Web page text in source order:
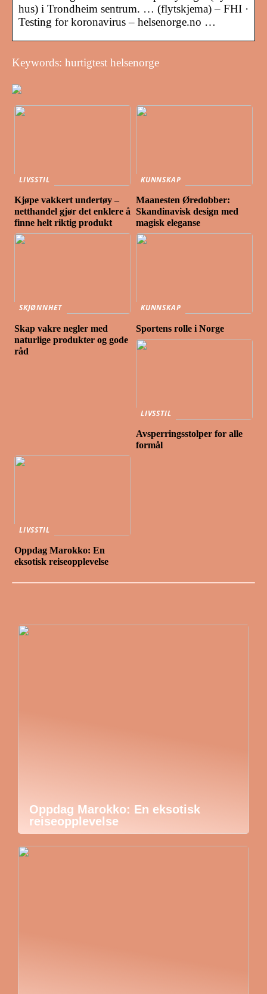
hus) i Trondheim sentrum. … (flytskjema) – FHI ·
Testing for koronavirus – helsenorge.no …
Keywords: hurtigtest helsenorge
LIVSSTIL
Kjøpe vakkert undertøy –
netthandel gjør det enklere å
finne helt riktig produkt
KUNNSKAP
Maanesten Øredobber:
Skandinavisk design med
magisk eleganse
SKJØNNHET
Skap vakre negler med
naturlige produkter og gode
råd
KUNNSKAP
Sportens rolle i Norge
LIVSSTIL
Avsperringsstolper for alle
formål
LIVSSTIL
Oppdag Marokko: En
eksotisk reiseopplevelse
Oppdag Marokko: En eksotisk
reiseopplevelse